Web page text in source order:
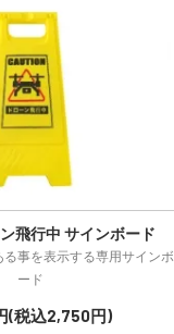
飛行中 サインボード
る事を表示する専用サインボ
ード
(税込2,750円)